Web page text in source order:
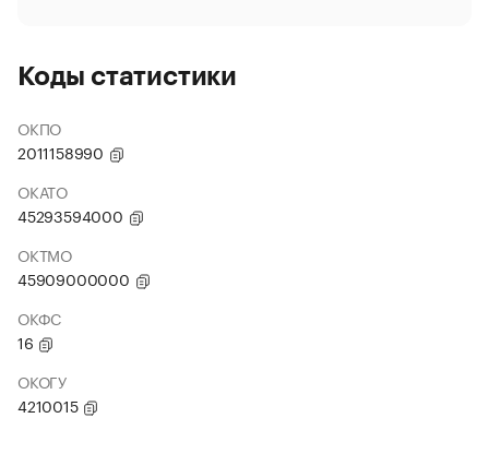
Коды статистики
ОКПО
2011158990
ОКАТО
45293594000
ОКТМО
45909000000
ОКФС
16
ОКОГУ
4210015